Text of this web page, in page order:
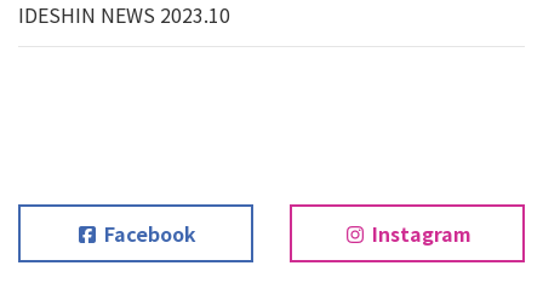
IDESHIN NEWS 2023.10
Facebook Instagram